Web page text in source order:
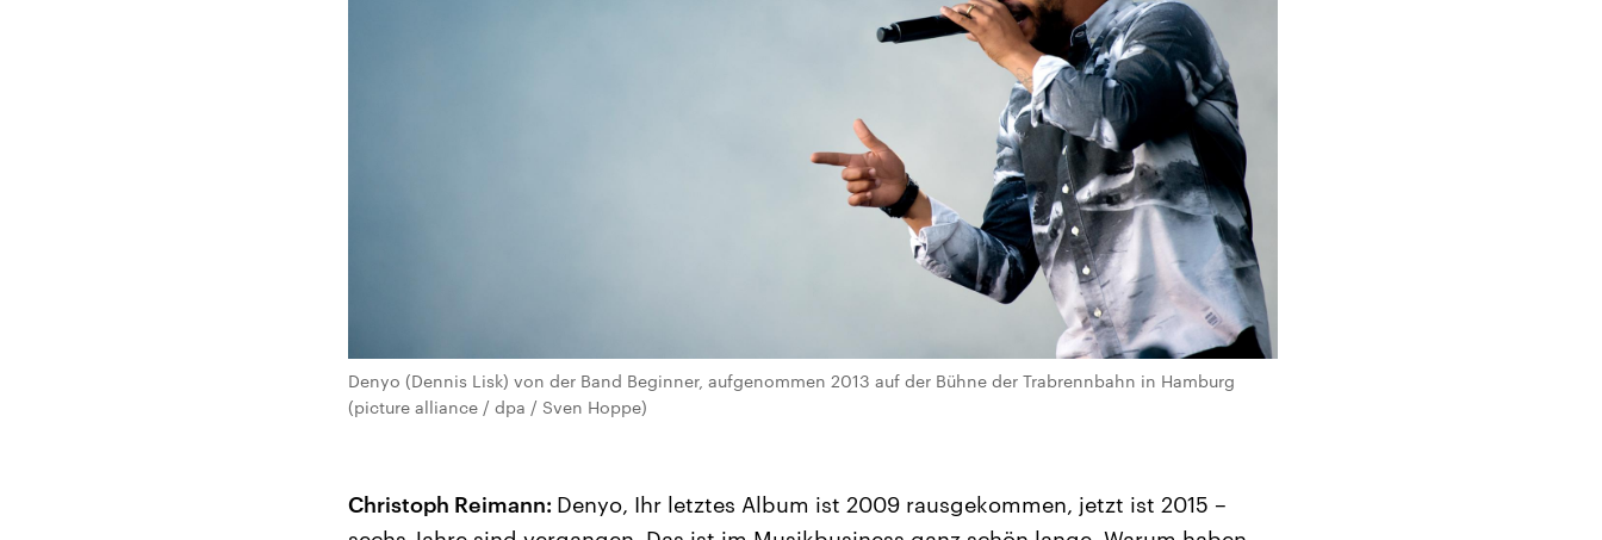
Denyo (Dennis Lisk) von der Band Beginner, aufgenommen 2013 auf der Bühne der Trabrennbahn in Hamburg
(picture alliance / dpa / Sven Hoppe)
Christoph Reimann: Denyo, Ihr letztes Album ist 2009 rausgekommen, jetzt ist 2015 –